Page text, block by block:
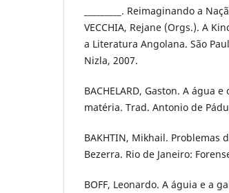
_________. Reimaginando a
VECCHIA, Rejane (Orgs.). A
a Literatura Angolana. São
Nizla, 2007.
BACHELARD, Gaston. A água
matéria. Trad. Antonio de
BAKHTIN, Mikhail. Problemas
Bezerra. Rio de Janeiro:
BOFF, Leonardo. A águia e a